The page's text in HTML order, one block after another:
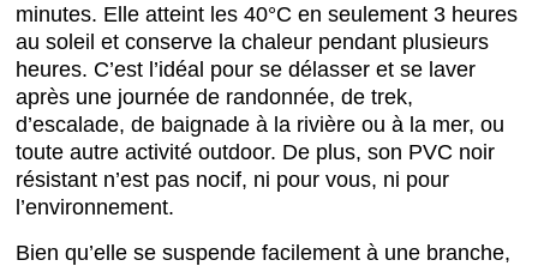
minutes. Elle atteint les 40°C en seulement 3 heures
au soleil et conserve la chaleur pendant plusieurs
heures. C’est l’idéal pour se délasser et se laver
après une journée de randonnée, de trek,
d’escalade, de baignade à la rivière ou à la mer, ou
toute autre activité outdoor. De plus, son PVC noir
résistant n’est pas nocif, ni pour vous, ni pour
l’environnement.
Bien qu’elle se suspende facilement à une branche,